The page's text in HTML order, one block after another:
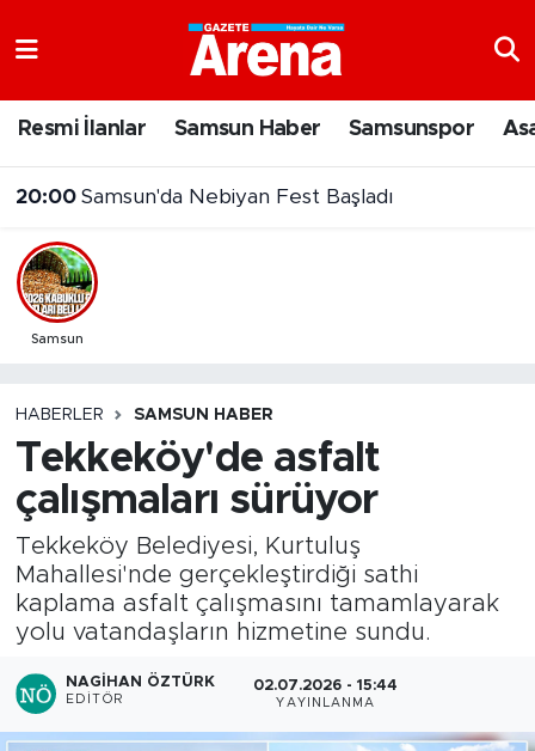
Resmi İlanlar Samsun Haber Samsunspor
20:00 Samsun'da Nebiyan Fest Başladı
Samsun
HABERLER SAMSUN HABER
Tekkeköy'de asfalt
çalışmaları sürüyor
Tekkeköy Belediyesi, Kurtuluş
Mahallesi'nde gerçekleştirdiği sathi
kaplama asfalt çalışmasını tamamlayarak
yolu vatandaşların hizmetine sundu.
NAGIHAN ÖZTÜRK
EDITÖR
02.07.2026 - 15:44
YAYINLANMA
Samsun Namaz Vakitleri
Trafik Durumu
Süper Lig Puan Durumu ve Fikstür
Son Dakika Haberleri
Haber Arşivi